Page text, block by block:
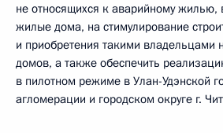
не относящихся к аварийному жилью,
жилые дома, на стимулирование
и приобретения такими владельцами
домов, а также обеспечить
в пилотном режиме в Улан-Удэнской
агломерации и городском округе г.